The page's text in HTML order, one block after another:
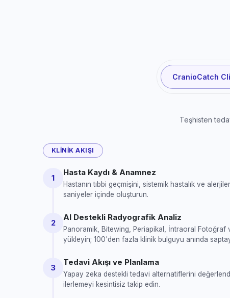
CranioCatch
Teşhisten
KLINIK AKIŞI
1
Hasta Kaydı & Anamnez
Hastanın tıbbi geçmişini, sistemik hastalık ve
saniyeler içinde oluşturun.
2
AI Destekli Radyografik Analiz
Panoramik, Bitewing, Periapikal, İntraoral Fotoğraf
yükleyin; 100'den fazla klinik bulguyu anında
3
Tedavi Akışı ve Planlama
Yapay zeka destekli tedavi alternatiflerini
ilerlemeyi kesintisiz takip edin.